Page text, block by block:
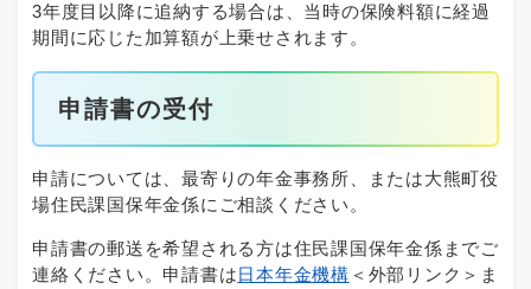
3年度目以降に追納する場合は、当時の保険料額に経過
期間に応じた加算額が上乗せされます。
申請書の受付
申請については、最寄りの年金事務所、または大熊町役
場住民課国保年金係にご相談ください。
申請書の郵送を希望される方は住民課国保年金係までご
連絡ください。申請書は日本年金機構 ＜外部リンク＞ ま